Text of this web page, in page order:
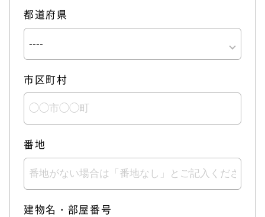
都道府県
市区町村
番地
建物名・部屋番号